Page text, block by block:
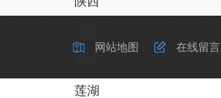
莲湖
网站地图 在线留言